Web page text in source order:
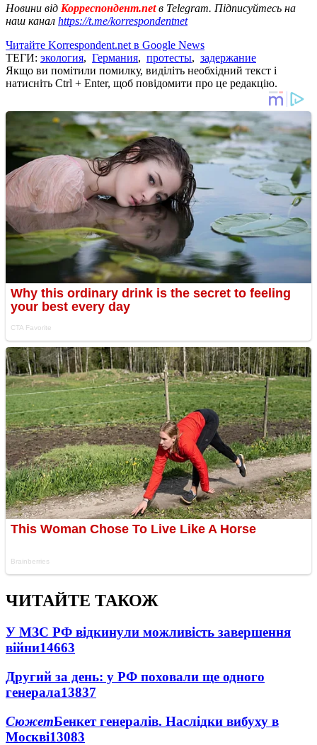
Новини від Корреспондент.netв Telegram. Підписуйтесь на
наш канал https://t.me/korrespondentnet
Читайте Korrespondent.net в Google News
ТЕГИ: экология, Германия, протесты, задержание
Якщо ви помітили помилку, виділіть необхідний текст і
натисніть Ctrl + Enter, щоб повідомити про це редакцію.
ЧИТАЙТЕ ТАКОЖ
У МЗС РФ відкинули можливість завершення
війни14663
Другий за день: у РФ поховали ще одного
генерала13837
СюжетБенкет генералів. Наслідки вибуху в
Москві13083